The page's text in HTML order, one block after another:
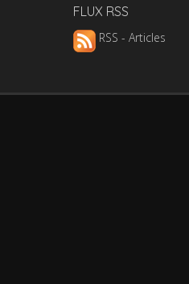
FLUX RSS
RSS - Articles